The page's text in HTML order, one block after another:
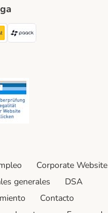
MethodShipping Method
InPost Shipping Method
Corporate Website
generales
DSA
Contacto